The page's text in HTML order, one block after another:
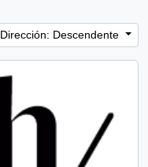
Dirección: Descendente